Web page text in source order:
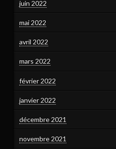
juin 2022
mai 2022
avril 2022
mars 2022
février 2022
janvier 2022
décembre 2021
novembre 2021